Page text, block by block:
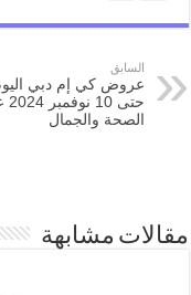
السابق
حتى
الصحة والجمال
مقالات مشابهة